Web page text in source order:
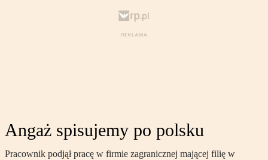
Angaż spisujemy po polsku
Pracownik podjął pracę w firmie zagranicznej mającej filię w